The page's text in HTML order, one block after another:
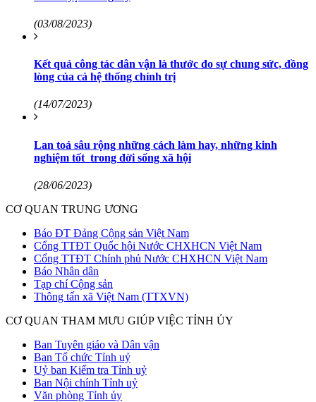
(03/08/2023)
Kết quả công tác dân vận là thước đo sự chung sức, đồng
lòng của cả hệ thống chính trị
(14/07/2023)
Lan toả sâu rộng những cách làm hay, những kinh
nghiệm tốt trong đời sống xã hội
(28/06/2023)
CƠ QUAN TRUNG ƯƠNG
Báo ĐT Đảng Cộng sản Việt Nam
Cổng TTĐT Quốc hội Nước CHXHCN Việt Nam
Cổng TTĐT Chính phủ Nước CHXHCN Việt Nam
Báo Nhân dân
Tạp chí Cộng sản
Thông tấn xã Việt Nam (TTXVN)
CƠ QUAN THAM MƯU GIÚP VIỆC TỈNH ỦY
Ban Tuyên giáo và Dân vận
Ban Tổ chức Tỉnh uỷ
Uỷ ban Kiểm tra Tỉnh uỷ
Ban Nội chính Tỉnh uỷ
Văn phòng Tỉnh ủy